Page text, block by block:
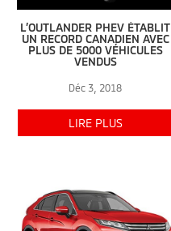
L’OUTLANDER PHEV ÉTABLIT
UN RECORD CANADIEN AVEC
PLUS DE 5000 VÉHICULES
VENDUS
Déc 3, 2018
LIRE PLUS